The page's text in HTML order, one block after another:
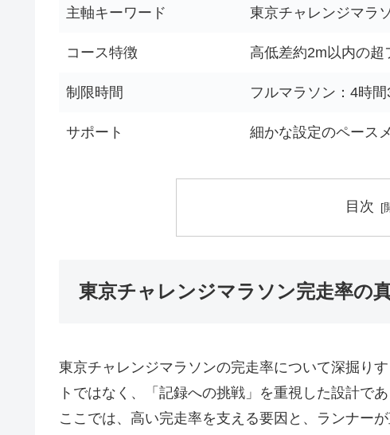
主軸キーワード 東京チャレンジマラ
コース特徴 高低差約2m以内の超
制限時間 フルマラソン：4時間
サポート 細かな設定のペース
目次
東京チャレンジマラソン完走率の
東京チャレンジマラソンの完走率について深掘り
トではなく、「記録への挑戦」を重視した設計で
ここでは、高い完走率を支える要因と、ランナー